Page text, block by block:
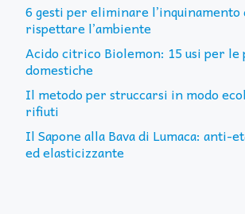
6 gesti per eliminare l’inquinamento
rispettare l’ambiente
Acido citrico Biolemon: 15 usi per le
domestiche
Il metodo per struccarsi in modo
rifiuti
Il Sapone alla Bava di Lumaca: anti-
ed elasticizzante